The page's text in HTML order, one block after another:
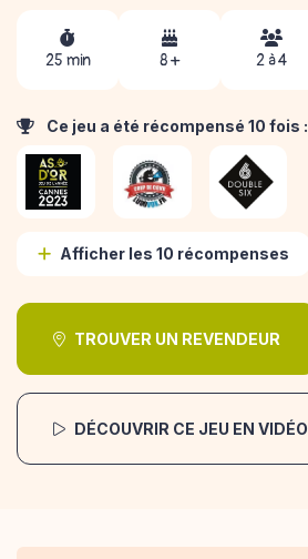
25 min 8 + 2 à 4
Ce jeu a été récompensé 10 fois :
Afficher les 10 récompenses
TROUVER UN REVENDEUR
DÉCOUVRIR CE JEU EN VIDÉO